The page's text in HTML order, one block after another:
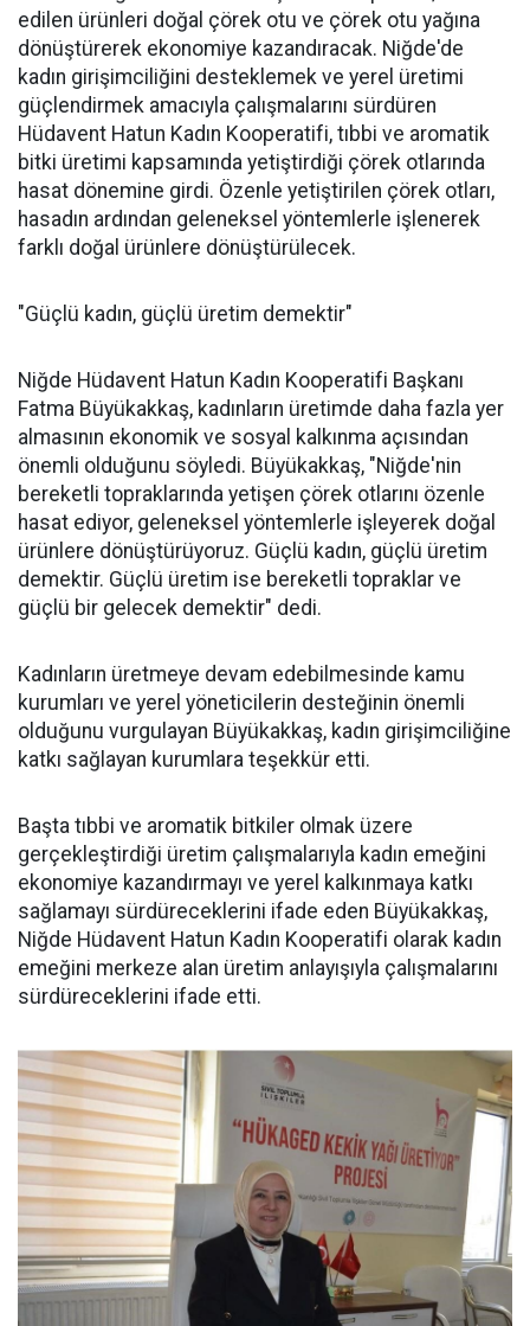
edilen ürünleri doğal çörek otu ve çörek otu yağına
dönüştürerek ekonomiye kazandıracak. Niğde'de
kadın girişimciliğini desteklemek ve yerel üretimi
güçlendirmek amacıyla çalışmalarını sürdüren
Hüdavent Hatun Kadın Kooperatifi, tıbbi ve aromatik
bitki üretimi kapsamında yetiştirdiği çörek otlarında
hasat dönemine girdi. Özenle yetiştirilen çörek otları,
hasadın ardından geleneksel yöntemlerle işlenerek
farklı doğal ürünlere dönüştürülecek.
"Güçlü kadın, güçlü üretim demektir"
Niğde Hüdavent Hatun Kadın Kooperatifi Başkanı
Fatma Büyükakkaş, kadınların üretimde daha fazla yer
almasının ekonomik ve sosyal kalkınma açısından
önemli olduğunu söyledi. Büyükakkaş, "Niğde'nin
bereketli topraklarında yetişen çörek otlarını özenle
hasat ediyor, geleneksel yöntemlerle işleyerek doğal
ürünlere dönüştürüyoruz. Güçlü kadın, güçlü üretim
demektir. Güçlü üretim ise bereketli topraklar ve
güçlü bir gelecek demektir" dedi.
Kadınların üretmeye devam edebilmesinde kamu
kurumları ve yerel yöneticilerin desteğinin önemli
olduğunu vurgulayan Büyükakkaş, kadın girişimciliğine
katkı sağlayan kurumlara teşekkür etti.
Başta tıbbi ve aromatik bitkiler olmak üzere
gerçekleştirdiği üretim çalışmalarıyla kadın emeğini
ekonomiye kazandırmayı ve yerel kalkınmaya katkı
sağlamayı sürdüreceklerini ifade eden Büyükakkaş,
Niğde Hüdavent Hatun Kadın Kooperatifi olarak kadın
emeğini merkeze alan üretim anlayışıyla çalışmalarını
sürdüreceklerini ifade etti.